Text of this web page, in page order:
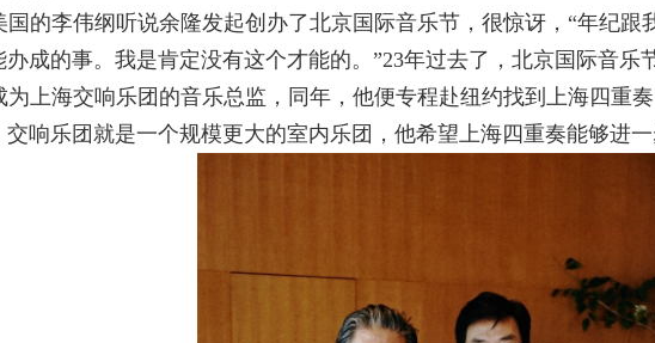
国的李伟纲听说余隆发起创办了北京国际音乐节，很惊讶，“年纪跟
成的事。我是肯定没有这个才能的。”23年过去了，北京国际音乐
为上海交响乐团的音乐总监，同年，他便专程赴纽约找到上海四重
响乐团就是一个规模更大的室内乐团，他希望上海四重奏能够进一